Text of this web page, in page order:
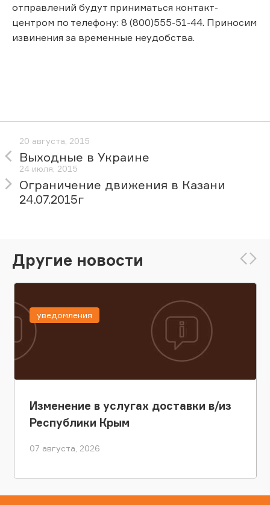
отправлений будут приниматься контакт-
центром по телефону: 8 (800)555-51-44. Приносим
извинения за временные неудобства.
20 августа, 2015
Выходные в Украине
24 июля, 2015
Ограничение движения в Казани
24.07.2015г
Другие новости
Изменение в услугах доставки в/из
Республики Крым
07 августа, 2026
уведомления